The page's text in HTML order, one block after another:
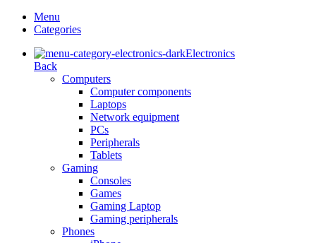
Menu
Categories
Electronics
Back
Computers
Computer components
Laptops
Network equipment
PCs
Peripherals
Tablets
Gaming
Consoles
Games
Gaming Laptop
Gaming peripherals
Phones